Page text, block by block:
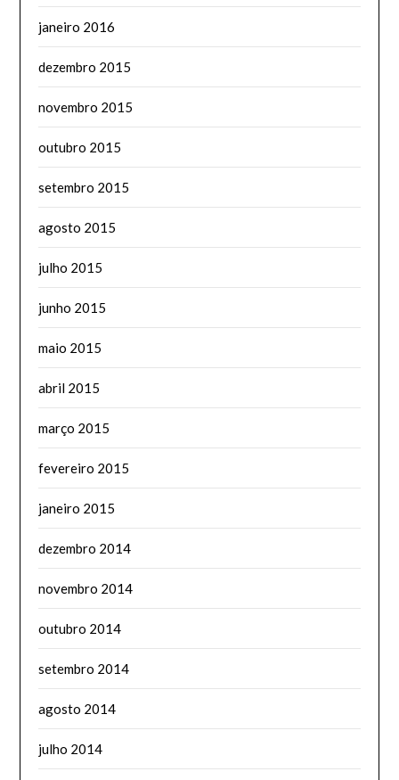
janeiro 2016
dezembro 2015
novembro 2015
outubro 2015
setembro 2015
agosto 2015
julho 2015
junho 2015
maio 2015
abril 2015
março 2015
fevereiro 2015
janeiro 2015
dezembro 2014
novembro 2014
outubro 2014
setembro 2014
agosto 2014
julho 2014